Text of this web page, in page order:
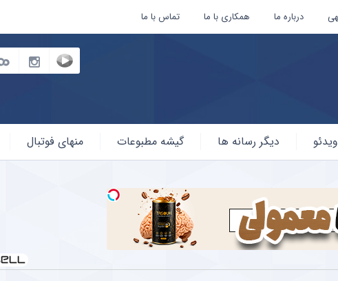
درباره ما همکاری با ما تماس با ما
دیگر رسانه ها گیشه مطبوعات منهای فوتبال